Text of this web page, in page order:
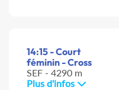
14:15 - Court
féminin - Cross
SEF - 4290 m
Plus d'infos